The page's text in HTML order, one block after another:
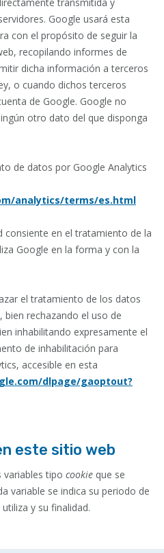
Google usará esta
con el propósito de seguir la
recopilando informes de
dicha información a terceros
o cuando dichos terceros
de Google. Google no
otro dato del que disponga
de datos por Google Analytics
analytics/terms/es.html
consiente en el tratamiento de la
Google en la forma y con la
el tratamiento de los datos
rechazando el uso de
inhabilitando expresamente el
de inhabilitación para
accesible en esta
dlpage/gaoptout?
este sitio web
variables tipo cookie que se
variable se indica su periodo de
y su finalidad.